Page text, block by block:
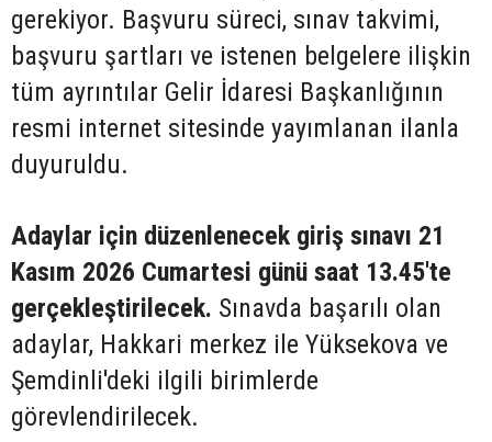
gerekiyor. Başvuru süreci, sınav takvimi,
başvuru şartları ve istenen belgelere ilişkin
tüm ayrıntılar Gelir İdaresi Başkanlığının
resmi internet sitesinde yayımlanan ilanla
duyuruldu.
Adaylar için düzenlenecek giriş sınavı 21
Kasım 2026 Cumartesi günü saat 13.45'te
gerçekleştirilecek. Sınavda başarılı olan
adaylar, Hakkari merkez ile Yüksekova ve
Şemdinli'deki ilgili birimlerde
görevlendirilecek.